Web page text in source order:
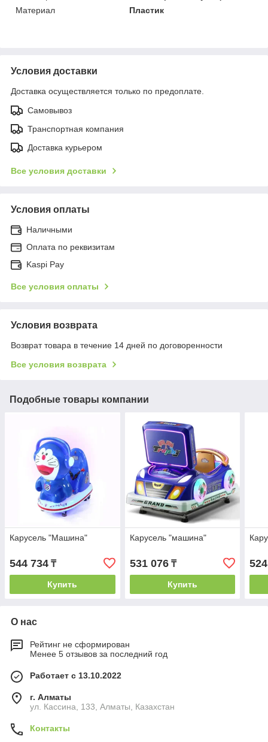
Материал
Пластик
Условия доставки
Доставка осуществляется только по предоплате.
Самовывоз
Транспортная компания
Доставка курьером
Все условия доставки
Условия оплаты
Наличными
Оплата по реквизитам
Kaspi Pay
Все условия оплаты
Условия возврата
Возврат товара в течение 14 дней по договоренности
Все условия возврата
Подобные товары компании
Карусель "Машина"
544 734 ₸
Купить
Карусель "машина"
531 076₸
Купить
О нас
Рейтинг не сформирован
Менее 5 отзывов за последний год
Работает с 13.10.2022
г. Алматы
ул. Кассина, 133, Алматы, Казахстан
Контакты